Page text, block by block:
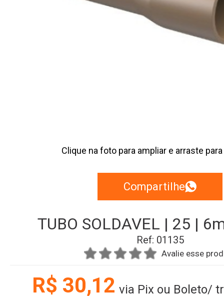
Clique na foto para ampliar e arraste
Compartilhe
TUBO SOLDAVEL | 25 |
Ref: 01135
Avalie esse
R$ 30,12 via Pix ou Boleto/